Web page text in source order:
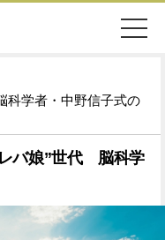
ワークスタイル
ファッション
学者・中野信子式の
レバ娘”世代 脳科学